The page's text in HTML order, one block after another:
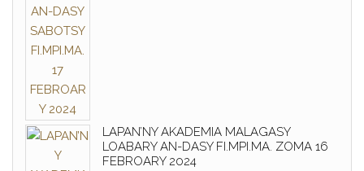
LAPAN’NY AKADEMIA MALAGASY
LOABARY AN-DASY FI.MPI.MA. ZOMA 16
FEBROARY 2024